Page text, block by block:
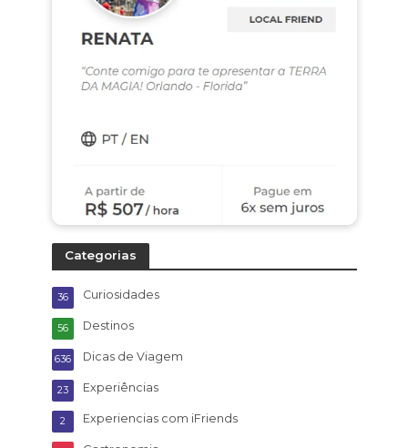
Categorias
Curiosidades
36
Destinos
56
Dicas de Viagem
636
Experiências
23
Experiencias com iFriends
2